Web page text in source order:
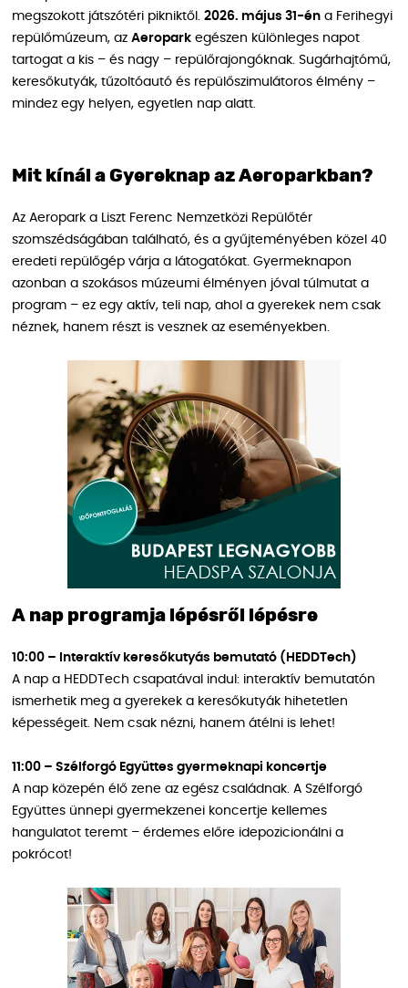
megszokott játszótéri pikniktől. 2026. május 31-én a Ferihegyi
repülőmúzeum, az Aeropark egészen különleges napot
tartogat a kis – és nagy – repülőrajongóknak. Sugárhajtómű,
keresőkutyák, tűzoltóautó és repülőszimulátoros élmény –
mindez egy helyen, egyetlen nap alatt.
Mit kínál a Gyereknap az Aeroparkban?
Az Aeropark a Liszt Ferenc Nemzetközi Repülőtér
szomszédságában található, és a gyűjteményében közel 40
eredeti repülőgép várja a látogatókat. Gyermeknapon
azonban a szokásos múzeumi élményen jóval túlmutat a
program – ez egy aktív, teli nap, ahol a gyerekek nem csak
néznek, hanem részt is vesznek az eseményekben.
A nap programja lépésről lépésre
10:00 – Interaktív keresőkutyás bemutató (HEDDTech)
A nap a HEDDTech csapatával indul: interaktív bemutatón
ismerhetik meg a gyerekek a keresőkutyák hihetetlen
képességeit. Nem csak nézni, hanem átélni is lehet!
11:00 – Szélforgó Együttes gyermeknapi koncertje
A nap közepén élő zene az egész családnak. A Szélforgó
Együttes ünnepi gyermekzenei koncertje kellemes
hangulatot teremt – érdemes előre idepozicionálni a
pokrócot!